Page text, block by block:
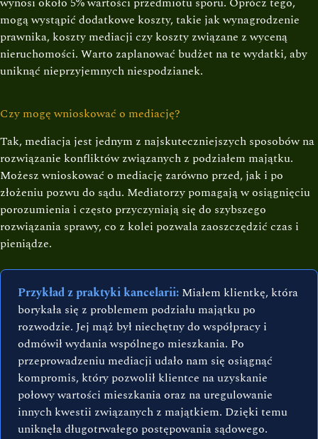
mogą wystąpić dodatkowe koszty, takie jak wynagrodzenie
prawnika, koszty mediacji czy koszty związane z wyceną
nieruchomości. Warto zaplanować budżet na te wydatki, aby
uniknąć nieprzyjemnych niespodzianek.
Czy mogę wnioskować o mediację?
Tak, mediacja jest jednym z najskuteczniejszych sposobów na
rozwiązanie konfliktów związanych z podziałem majątku.
Możesz wnioskować o mediację zarówno przed, jak i po
złożeniu pozwu do sądu. Mediatorzy pomagają w osiągnięciu
porozumienia i często przyczyniają się do szybszego
rozwiązania sprawy, co z kolei pozwala zaoszczędzić czas i
pieniądze.
Przykład z praktyki kancelarii: Miałem klientkę, która
borykała się z problemem podziału majątku po
rozwodzie. Jej mąż był niechętny do współpracy i
odmówił wydania wspólnego mieszkania. Po
przeprowadzeniu mediacji udało nam się osiągnąć
kompromis, który pozwolił klientce na uzyskanie
połowy wartości mieszkania oraz na uregulowanie
innych kwestii związanych z majątkiem. Dzięki temu
uniknęła długotrwałego postępowania sądowego.